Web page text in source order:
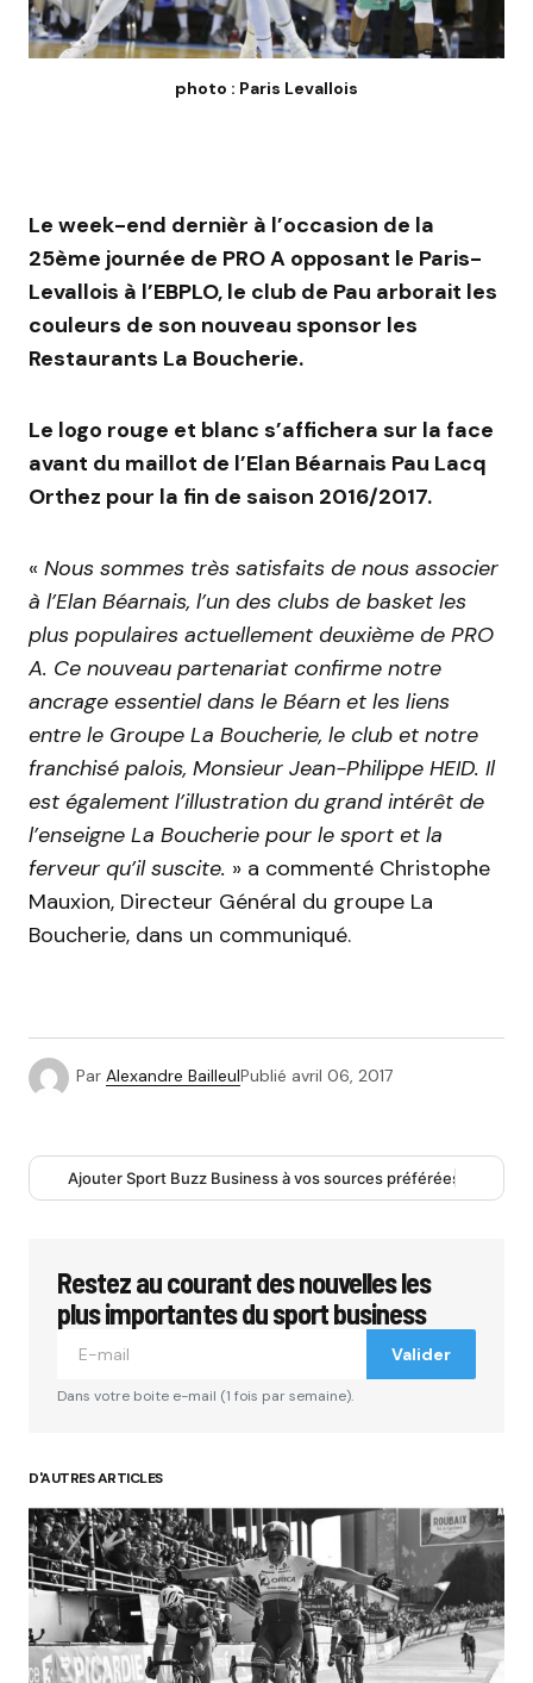
photo : Paris Levallois
Le week-end dernièr à l’occasion de la
25ème journée de PRO A opposant le Paris-
Levallois à l’EBPLO, le club de Pau arborait les
couleurs de son nouveau sponsor les
Restaurants La Boucherie.
Le logo rouge et blanc s’affichera sur la face
avant du maillot de l’Elan Béarnais Pau Lacq
Orthez pour la fin de saison 2016/2017.
« Nous sommes très satisfaits de nous associer
à l’Elan Béarnais, l’un des clubs de basket les
plus populaires actuellement deuxième de PRO
A. Ce nouveau partenariat confirme notre
ancrage essentiel dans le Béarn et les liens
entre le Groupe La Boucherie, le club et notre
franchisé palois, Monsieur Jean-Philippe HEID. Il
est également l’illustration du grand intérêt de
l’enseigne La Boucherie pour le sport et la
ferveur qu’il suscite. » a commenté Christophe
Mauxion, Directeur Général du groupe La
Boucherie, dans un communiqué.
Par Alexandre BailleulPublié avril 06, 2017
Ajouter Sport Buzz Business à vos sources préférées
Restez au courant des nouvelles les
plus importantes du sport business
Valider
Dans votre boite e-mail (1 fois par semaine).
D'AUTRES ARTICLES